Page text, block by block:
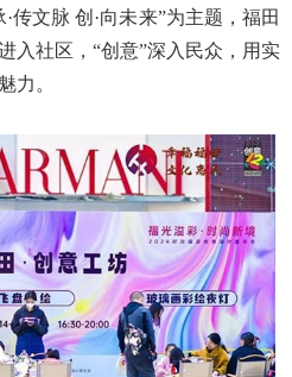
传文脉 创·向未来”为主题，福田
入社区，“创意”深入民众，用实
力。